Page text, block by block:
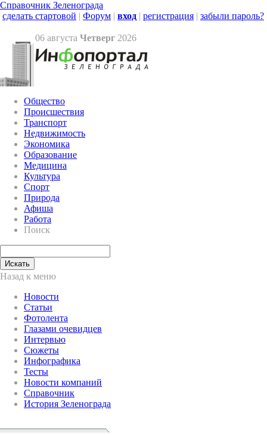
Справочник Зеленограда
сделать стартовой | Форум | вход | регистрация | забыли пароль?
06 августа Четверг 2026
Общество
Происшествия
Транспорт
Недвижимость
Экономика
Образование
Медицина
Культура
Спорт
Природа
Афиша
Работа
Поиск
Назад к меню
Новости
Статьи
Фотолента
Глазами очевидцев
Интервью
Сюжеты
Инфографика
Тесты
Новости компаний
Справочник
История Зеленограда